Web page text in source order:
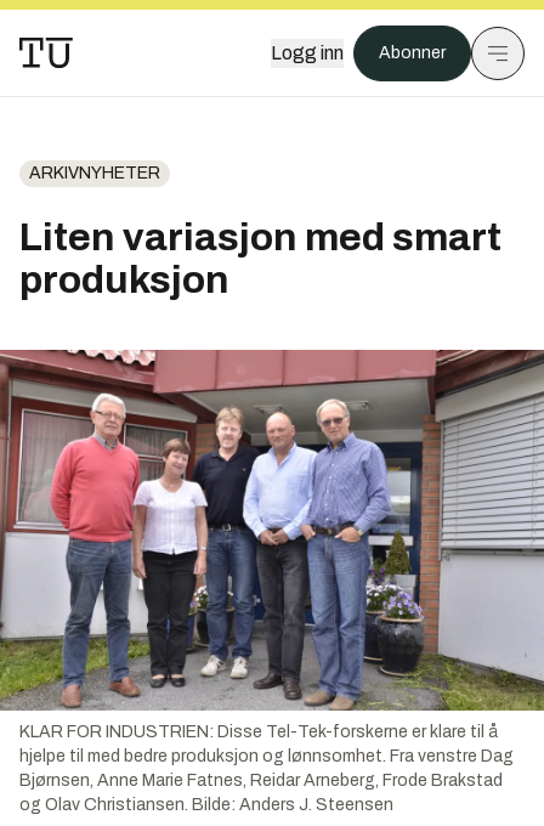
Logg inn Abonner
ARKIVNYHETER
Liten variasjon med smart
produksjon
KLAR FOR INDUSTRIEN: Disse Tel-Tek-forskerne er klare til å
hjelpe til med bedre produksjon og lønnsomhet. Fra venstre Dag
Bjørnsen, Anne Marie Fatnes, Reidar Arneberg, Frode Brakstad
og Olav Christiansen. Bilde: Anders J. Steensen